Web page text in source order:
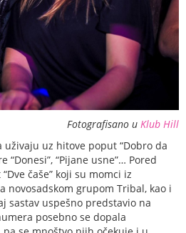
Fotografisano u Klub Hill
uživaju uz hitove poput “Dobro da
“Donesi”, “Pijane usne”… Pored
čaše” koji su momci iz
novosadskom grupom Tribal, kao i
sastav uspešno predstavio na
posebno se dopala